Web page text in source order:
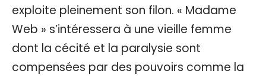
exploite pleinement son filon. « Madame
Web » s’intéressera à une vieille femme
dont la cécité et la paralysie sont
compensées par des pouvoirs comme la